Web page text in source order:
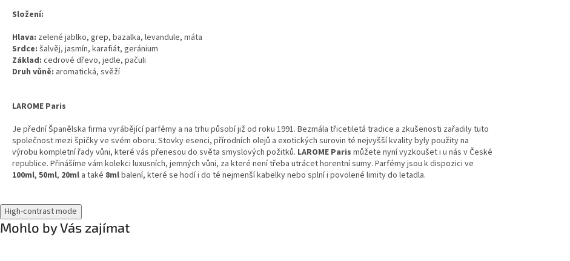
Složení:
Hlava: zelené jablko, grep, bazalka, levandule, máta
Srdce: šalvěj, jasmín, karafiát, geránium
Základ: cedrové dřevo, jedle, pačuli
Druh vůně: aromatická, svěží
LAROME Paris
Je přední Španělska firma vyrábějící parfémy a na trhu působí již od roku 1991. Bezmála třicetiletá tradice a zkušenosti zařadily tuto
společnost mezi špičky ve svém oboru. Stovky esenci, přírodních olejů a exotických surovin té nejvyšší kvality byly použity na
výrobu kompletní řady vůni, které vás přenesou do světa smyslových požitků. LAROME Paris můžete nyní vyzkoušet i u nás v České
republice. Přinášíme vám kolekci luxusních, jemných vůni, za které není třeba utrácet horentní sumy. Parfémy jsou k dispozici ve
100ml, 50ml, 20ml a také 8mlbalení, které se hodí i do té nejmenší kabelky nebo splní i povolené limity do letadla.
High-contrast mode
Mohlo by Vás zajímat